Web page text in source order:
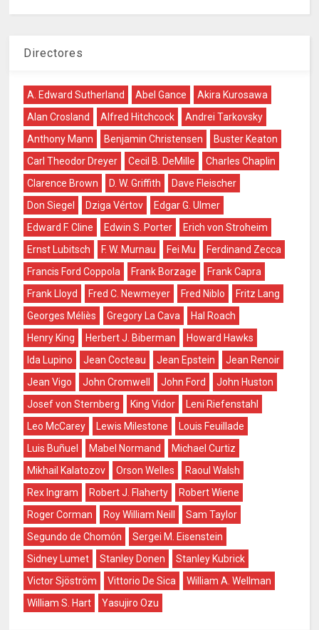
Directores
A. Edward Sutherland Abel Gance
Akira Kurosawa
Alan Crosland
Alfred Hitchcock
Andrei Tarkovsky
Anthony Mann
Benjamin Christensen
Buster Keaton
Carl Theodor Dreyer
Cecil B. DeMille
Charles Chaplin
Clarence Brown
D. W. Griffith
Dave Fleischer
Don Siegel
Dziga Vértov
Edgar G. Ulmer
Edward F. Cline
Edwin S. Porter
Erich von Stroheim
Ernst Lubitsch
F. W. Murnau Fei Mu
Ferdinand Zecca
Francis Ford Coppola
Frank Borzage
Frank Capra
Frank Lloyd
Fred C. Newmeyer Fred Niblo
Fritz Lang
Georges Méliès
Gregory La Cava
Hal Roach
Henry King
Herbert J. Biberman
Howard Hawks
Ida Lupino
Jean Cocteau Jean Epstein
Jean Renoir
Jean Vigo
John Cromwell John Ford
John Huston
Josef von Sternberg
King Vidor
Leni Riefenstahl
Leo McCarey
Lewis Milestone
Louis Feuillade
Luis Buñuel
Mabel Normand
Michael Curtiz
Mikhail Kalatozov
Orson Welles
Raoul Walsh
Rex Ingram
Robert J. Flaherty
Robert Wiene
Roger Corman
Roy William Neill
Sam Taylor
Segundo de Chomón
Sergei M. Eisenstein
Sidney Lumet
Stanley Donen
Stanley Kubrick
Victor Sjöström
Vittorio De Sica
William A. Wellman
William S. Hart
Yasujiro Ozu